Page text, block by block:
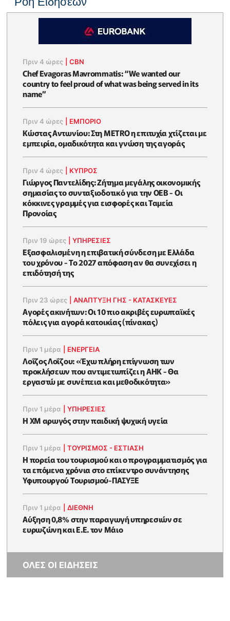
Πριν 4 ώρες |CBN
Chef Evagoras Mavrommatis: “We wanted our
country to feel proud of what was being served in its
name”
Πριν 4 ώρες ΕΜΠΟΡΙΟ
Κώστας Αντωνίου: Στη METRO η επιτυχία χτίζεται με
εμπειρία, ομαδικότητα και γνώση της αγοράς
Πριν 4 ώρες ΚΥΠΡΟΣ
Γιώργος Παντελίδης: Ζήτημα μεγάλης οικονομικής
σημασίας το συνταξιοδοτικό για την ΟΕΒ - Οι
κόκκινες γραμμές για εισφορές και Ταμεία
Προνοίας
Πριν 19 ώρες |ΥΠΗΡΕΣΙΕΣ
Εξασφαλισμένη η επιβατική σύνδεση με Ελλάδα
του χρόνου - Το 2027 απόφαση αν θα συνεχίσει η
επιδότησή της
Πριν 23 ώρες |ΑΝΑΠΤΥΞΗ ΓΗΣ - ΚΑΤΑΣΚΕΥΕΣ
Αγορές ακινήτων: Οι 10 πιο ακριβές ευρωπαϊκές
πόλεις για αγορά κατοικίας (πίνακας)
Πριν 1 μέρα ΕΝΈΡΓΕΙΑ
Λοΐζος Λοΐζου: «Έχω πλήρη επίγνωση των
προκλήσεων που αντιμετωπίζει η ΑΗΚ - Θα
εργαστώ με συνέπεια και μεθοδικότητα»
Πριν 1 μέρα |ΥΠΗΡΕΣΙΕΣ
Η XM αρωγός στην παιδική ψυχική υγεία
Πριν 1 μέρα |ΤΟΥΡΙΣΜΟΣ - ΕΣΤΙΑΣΗ
Η πορεία του τουρισμού και ο προγραμματισμός για
τα επόμενα χρόνια στο επίκεντρο συνάντησης
Υφυπουργού Τουρισμού-ΠΑΣΥΞΕ
Πριν 1 μέρα |ΔΙΕΘΝΗ
Αύξηση 0,8% στην παραγωγή υπηρεσιών σε
ευρωζώνη και Ε.Ε. τον Μάιο
ΟΛΕΣ ΟΙ ΕΙΔΗΣΕΙΣ